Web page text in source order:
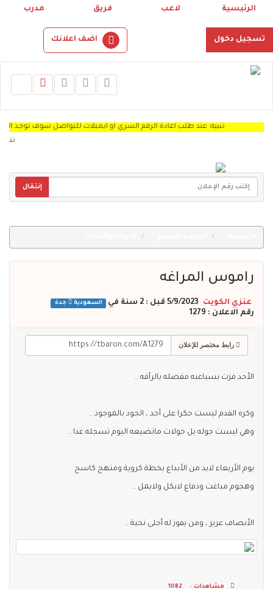
الرئيسية لاعب فريق مدرب
تسجيل دخول اضف اعلانك
تنبيه: عند طلب اعادة الرقم السري او ايميلات للتواصل سوف توجد الرساله Spam "
تنبيه:
إنتقال
راموس المراغه
عنزي الكويت 5/9/2023 قبل : 2 سنة في السعودية جدة
رقم الاعلان : 1279
رابط مختصر للإعلان
الأحد فزت بسباعيه مفصله بالرأفه ..
وكره القدم ليست حكرا على أحد ، الجود بالموجود ..
وهي ليست جوله بل جولات ماتضيعه اليوم تسجله غدا ..
يوم الأربعاء لابد من الأبداع بخطة كروية ومنهج كاسح
وهجوم مباغت ودفاع لايكل ولايمل ..
الأنصاف عزيز ، ومن يفوز له أحلى تحية ..
مشاهدات : 1082